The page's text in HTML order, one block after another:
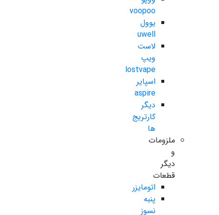
voopoo
یوول
uwell
لاست
ویپ
lostvape
اسپایر
aspire
دیگر
کارتریج
ها
ملزومات
و
دیگر
قطعات
اتومایزر
پنبه
نسوز